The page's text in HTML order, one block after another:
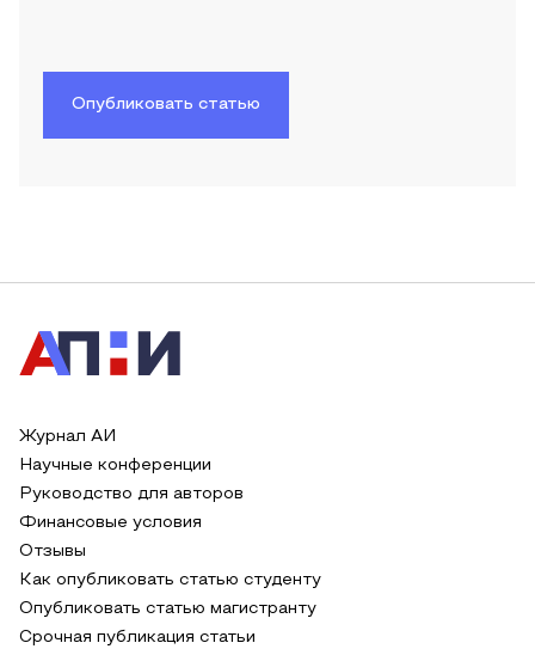
Опубликовать статью
Журнал АИ
Научные конференции
Руководство для авторов
Финансовые условия
Отзывы
Как опубликовать статью студенту
Опубликовать статью магистранту
Срочная публикация статьи